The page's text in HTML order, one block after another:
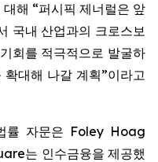
해 “퍼시픽 제너럴은 앞
국내 산업과의 크로스보
회를 적극적으로 발굴하
대해 나갈 계획”이라고
률 자문은 Foley Hoag
는 인수금융을 제공했